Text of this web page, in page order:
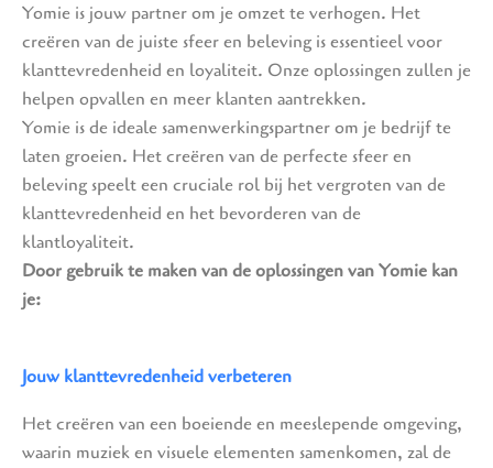
Yomie is jouw partner om je omzet te verhogen. Het
creëren van de juiste sfeer en beleving is essentieel voor
klanttevredenheid en loyaliteit. Onze oplossingen zullen je
helpen opvallen en meer klanten aantrekken.
Yomie is de ideale samenwerkingspartner om je bedrijf te
laten groeien. Het creëren van de perfecte sfeer en
beleving speelt een cruciale rol bij het vergroten van de
klanttevredenheid en het bevorderen van de
klantloyaliteit.
Door gebruik te maken van de oplossingen van Yomie kan
je:
Jouw klanttevredenheid verbeteren
Het creëren van een boeiende en meeslepende omgeving,
waarin muziek en visuele elementen samenkomen, zal de